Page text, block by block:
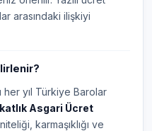
arasındaki ilişkiyi
her yıl Türkiye Barolar
Asgari Ücret
karmaşıklığı ve